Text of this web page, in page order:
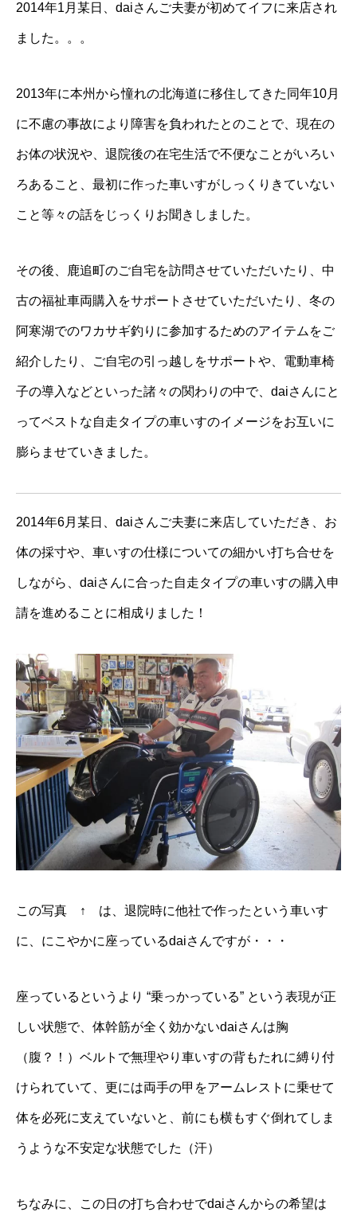
2014年1月某日、daiさんご夫妻が初めてイフに来店され
ました。。。
2013年に本州から憧れの北海道に移住してきた同年10月
に不慮の事故により障害を負われたとのことで、現在の
お体の状況や、退院後の在宅生活で不便なことがいろい
ろあること、最初に作った車いすがしっくりきていない
こと等々の話をじっくりお聞きしました。
その後、鹿追町のご自宅を訪問させていただいたり、中
古の福祉車両購入をサポートさせていただいたり、冬の
阿寒湖でのワカサギ釣りに参加するためのアイテムをご
紹介したり、ご自宅の引っ越しをサポートや、電動車椅
子の導入などといった諸々の関わりの中で、daiさんにと
ってベストな自走タイプの車いすのイメージをお互いに
膨らませていきました。
2014年6月某日、daiさんご夫妻に来店していただき、お
体の採寸や、車いすの仕様についての細かい打ち合せを
しながら、daiさんに合った自走タイプの車いすの購入申
請を進めることに相成りました！
この写真 ↑ は、退院時に他社で作ったという車いす
に、にこやかに座っているdaiさんですが・・・
座っているというより “乗っかっている” という表現が正
しい状態で、体幹筋が全く効かないdaiさんは胸
（腹？！）ベルトで無理やり車いすの背もたれに縛り付
けられていて、更には両手の甲をアームレストに乗せて
体を必死に支えていないと、前にも横もすぐ倒れてしま
うような不安定な状態でした（汗）
ちなみに、この日の打ち合わせでdaiさんからの希望は